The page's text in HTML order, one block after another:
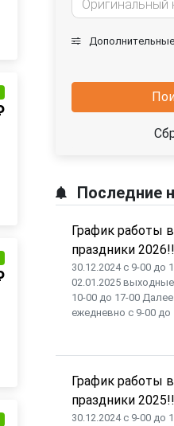
Последние
График работы
праздники
30.12.2024 с 9-00 до
02.01.2025
10-00 до 17-00
ежедневно с 9-00 до
График работы
праздники
30.12.2024 с 9-00 до